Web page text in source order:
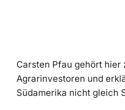
Carsten Pfau gehört hier
Agrarinvestoren und
Südamerika nicht gleich